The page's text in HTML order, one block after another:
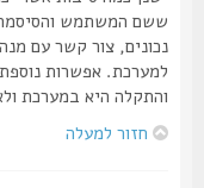
ששם המשתמש והסיסמה
נכונים, צור קשר עם מנהל
למערכת. אפשרות נוספת
והתקלה היא במערכת ולא
חזור למעלה